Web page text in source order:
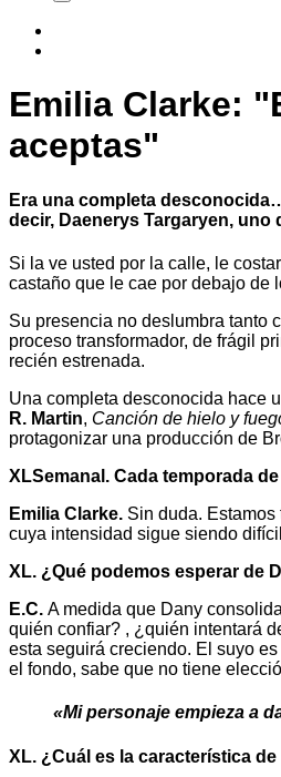
Emilia Clarke:
aceptas"
Era una completa
decir, Daenerys Targaryen,
Si la ve usted por la calle, le
castaño que le cae por debajo de
Su presencia no deslumbra tanto
proceso transformador, de frágil
recién estrenada.
Una completa desconocida hace
R. Martin, Canción de hielo y
protagonizar una producción de
XLSemanal. Cada temporada
Emilia Clarke. Sin duda.
cuya intensidad sigue siendo
XL. ¿Qué podemos esperar de
E.C. A medida que Dany
quién confiar? , ¿quién intentará
esta seguirá creciendo. El suyo
el fondo, sabe que no tiene
«Mi personaje empieza a
XL. ¿Cuál es la característica